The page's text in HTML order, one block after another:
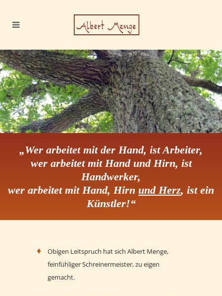
„Wer arbeitet mit der Hand, ist Arbeiter,
wer arbeitet mit Hand und Hirn, ist
Handwerker,
wer arbeitet mit Hand, Hirn und Herz, ist ein
Künstler!“
Obigen Leitspruch hat sich Albert Menge,
feinfühliger Schreinermeister, zu eigen
gemacht.